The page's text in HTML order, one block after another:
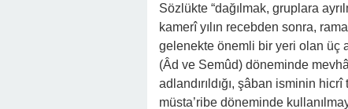
Sözlükte “dağılmak, gruplara
kamerî yılın recebden sonra,
gelenekte önemli bir yeri olan üç
(Âd ve Semûd) döneminde
adlandırıldığı, şâban isminin
müsta’ribe döneminde